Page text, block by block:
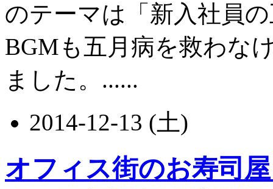
のテーマは「新入社員
BGMも五月病を救わな
ました。......
2014-12-13 (土)
オフィス街のお寿司